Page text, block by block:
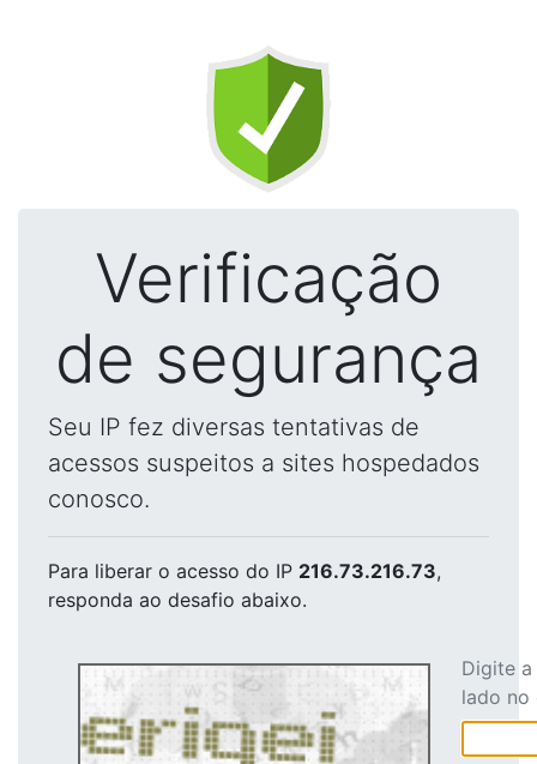
Verificação
de segurança
Seu IP fez diversas tentativas de
acessos suspeitos a sites hospedados
conosco.
Para liberar o acesso do IP 216.73.216.73,
responda ao desafio abaixo.
Digite
lado no